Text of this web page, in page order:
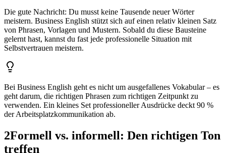
Die gute Nachricht: Du musst keine Tausende neuer Wörter
meistern. Business English stützt sich auf einen relativ kleinen Satz
von Phrasen, Vorlagen und Mustern. Sobald du diese Bausteine
gelernt hast, kannst du fast jede professionelle Situation mit
Selbstvertrauen meistern.
Bei Business English geht es nicht um ausgefallenes Vokabular – es
geht darum, die richtigen Phrasen zum richtigen Zeitpunkt zu
verwenden. Ein kleines Set professioneller Ausdrücke deckt 90 %
der Arbeitsplatzkommunikation ab.
2Formell vs. informell: Den richtigen Ton
treffen